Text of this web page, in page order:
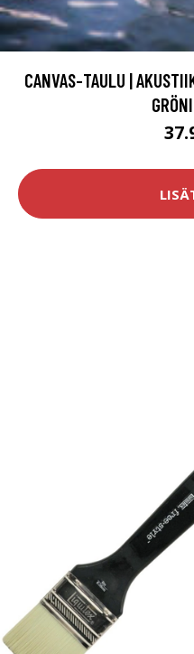
CANVAS-TAULU |